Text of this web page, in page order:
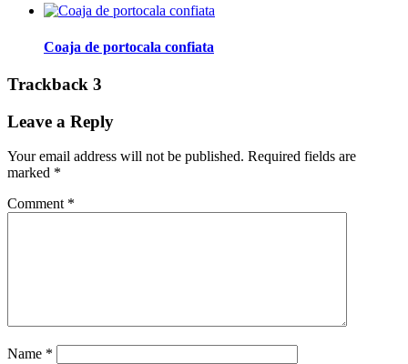
Coaja de portocala confiata
Trackback 3
Leave a Reply
Your email address will not be published. Required fields are
marked *
Comment *
Name *